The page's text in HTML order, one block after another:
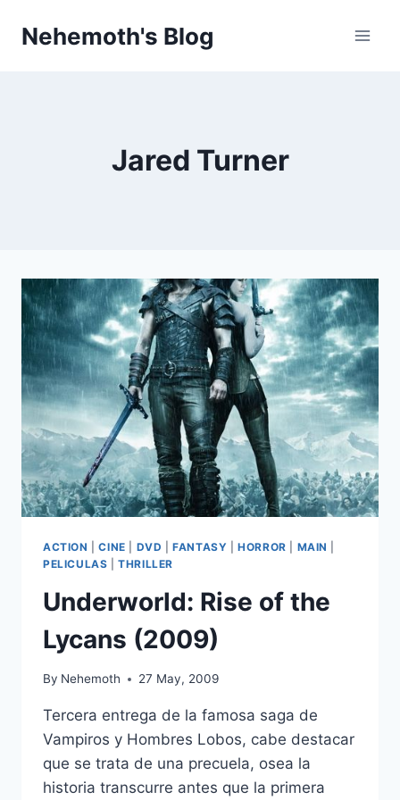
Nehemoth's Blog
Jared Turner
ACTION |CINE DVD |FANTASY |HORROR MAIN
PELICULAS |THRILLER
Underworld: Rise of the
Lycans (2009)
By Nehemoth 27 May, 2009
Tercera entrega de la famosa saga de
Vampiros y Hombres Lobos, cabe destacar
que se trata de una precuela, osea la
historia transcurre antes que la primera